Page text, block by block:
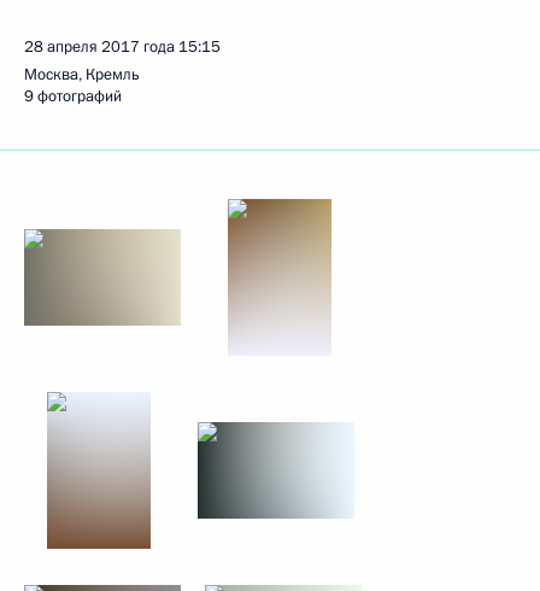
28 апреля 2017 года 15:15
Москва, Кремль
9 фотографий